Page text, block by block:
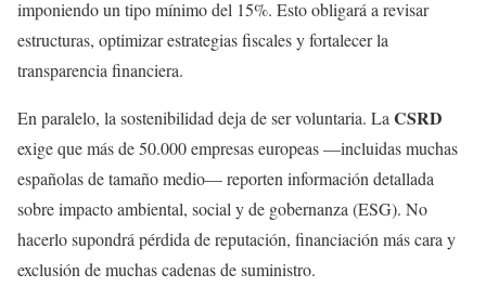
imponiendo un tipo mínimo del 15%. Esto obligará a revisar
estructuras, optimizar estrategias fiscales y fortalecer la
transparencia financiera.
En paralelo, la sostenibilidad deja de ser voluntaria. LaCSRD
exige que más de 50.000 empresas europeas —incluidas muchas
españolas de tamaño medio— reporten información detallada
sobre impacto ambiental, social y de gobernanza (ESG). No
hacerlo supondrá pérdida de reputación, financiación más cara y
exclusión de muchas cadenas de suministro.